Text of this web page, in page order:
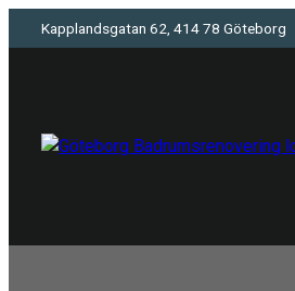
Kapplandsgatan 62, 414 78 Göteborg